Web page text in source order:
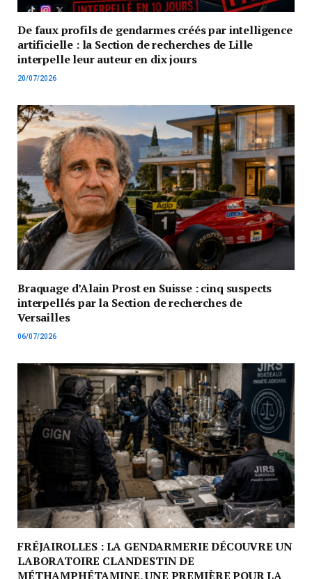
De faux profils de gendarmes créés par intelligence
artificielle : la Section de recherches de Lille
interpelle leur auteur en dix jours
20/07/2026
Braquage d’Alain Prost en Suisse : cinq suspects
interpellés par la Section de recherches de
Versailles
06/07/2026
FRÉJAIROLLES : LA GENDARMERIE DÉCOUVRE UN
LABORATOIRE CLANDESTIN DE
MÉTHAMPHÉTAMINE, UNE PREMIÈRE POUR LA